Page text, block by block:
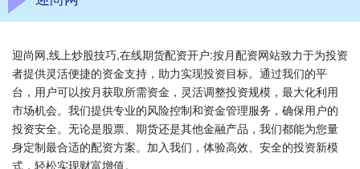
迎尚网,线上炒股技巧,在线期货配资开户:按月配资网站致力于为投资
者提供灵活便捷的资金支持，助力实现投资目标。通过我们的平
台，用户可以按月获取所需资金，灵活调整投资规模，最大化利用
市场机会。我们提供专业的风险控制和资金管理服务，确保用户的
投资安全。无论是股票、期货还是其他金融产品，我们都能为您量
身定制最合适的配资方案。加入我们，体验高效、安全的投资新模
式，轻松实现财富增值。